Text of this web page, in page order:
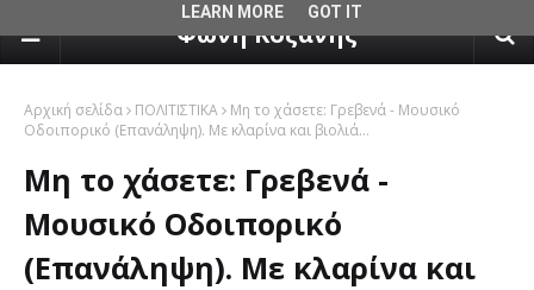
Φωνή Κοζάνης
Αρχική σελίδα ΠΟΛΙΤΙΣΤΙΚΑ
Μη το χάσετε: Γρεβενά - Μουσικό
Οδοιπορικό (Επανάληψη). Με κλαρίνα και βιολιά...
Μη το χάσετε: Γρεβενά -
Μουσικό Οδοιπορικό
(Επανάληψη). Με κλαρίνα και
LEARN MORE GOT IT